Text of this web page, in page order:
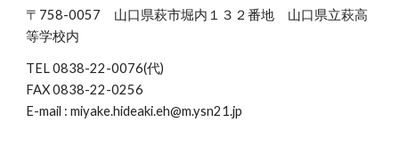
〒758-0057 山口県萩市堀内１３２番地 山口県立萩高
等学校内
TEL 0838-22-0076(代)
FAX 0838-22-0256
E-mail : miyake.hideaki.eh@m.ysn21.jp